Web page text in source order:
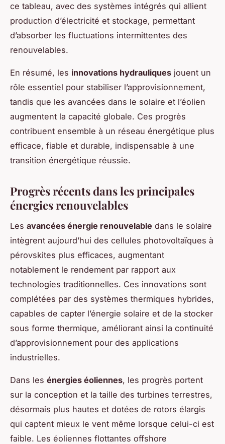
ce tableau, avec des systèmes intégrés qui allient
production d’électricité et stockage, permettant
d’absorber les fluctuations intermittentes des
renouvelables.
En résumé, les innovations hydrauliques jouent un
rôle essentiel pour stabiliser l’approvisionnement,
tandis que les avancées dans le solaire et l’éolien
augmentent la capacité globale. Ces progrès
contribuent ensemble à un réseau énergétique plus
efficace, fiable et durable, indispensable à une
transition énergétique réussie.
Progrès récents dans les principales
énergies renouvelables
Les avancées énergie renouvelable dans le solaire
intègrent aujourd’hui des cellules photovoltaïques à
pérovskites plus efficaces, augmentant
notablement le rendement par rapport aux
technologies traditionnelles. Ces innovations sont
complétées par des systèmes thermiques hybrides,
capables de capter l’énergie solaire et de la stocker
sous forme thermique, améliorant ainsi la continuité
d’approvisionnement pour des applications
industrielles.
Dans les énergies éoliennes, les progrès portent
sur la conception et la taille des turbines terrestres,
désormais plus hautes et dotées de rotors élargis
qui captent mieux le vent même lorsque celui-ci est
faible. Les éoliennes flottantes offshore